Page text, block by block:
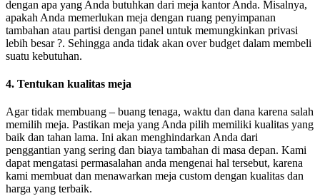
dengan apa yang Anda butuhkan dari meja kantor Anda. Misalnya,
apakah Anda memerlukan meja dengan ruang penyimpanan
tambahan atau partisi dengan panel untuk memungkinkan privasi
lebih besar ?. Sehingga anda tidak akan over budget dalam membeli
suatu kebutuhan.
4. Tentukan kualitas meja
Agar tidak membuang – buang tenaga, waktu dan dana karena salah
memilih meja. Pastikan meja yang Anda pilih memiliki kualitas yang
baik dan tahan lama. Ini akan menghindarkan Anda dari
penggantian yang sering dan biaya tambahan di masa depan. Kami
dapat mengatasi permasalahan anda mengenai hal tersebut, karena
kami membuat dan menawarkan meja custom dengan kualitas dan
harga yang terbaik.